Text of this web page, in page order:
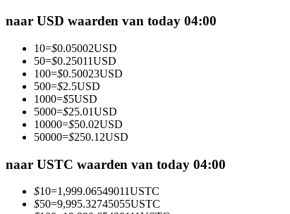
Kopiëren Handel
naar USD waarden van today 04:00
10=$0.05002USD
50=$0.25011USD
100=$0.50023USD
500=$2.5USD
1000=$5USD
5000=$25.01USD
10000=$50.02USD
50000=$250.12USD
naar USTC waarden van today 04:00
$10=1,999.06549011USTC
$50=9,995.32745055USTC